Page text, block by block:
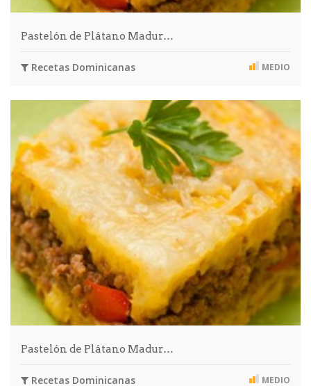
Pastelón de Plátano Madur…
Recetas Dominicanas MEDIO
Pastelón de Plátano Madur…
Recetas Dominicanas MEDIO